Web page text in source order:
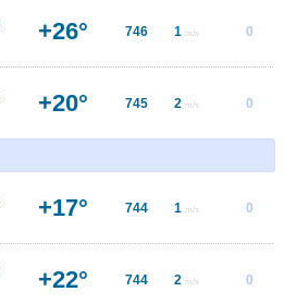
+26° 746 1 m/s 0
+20° 745 2 m/s 0
+17° 744 1 m/s 0
+22° 744 2 m/s 0